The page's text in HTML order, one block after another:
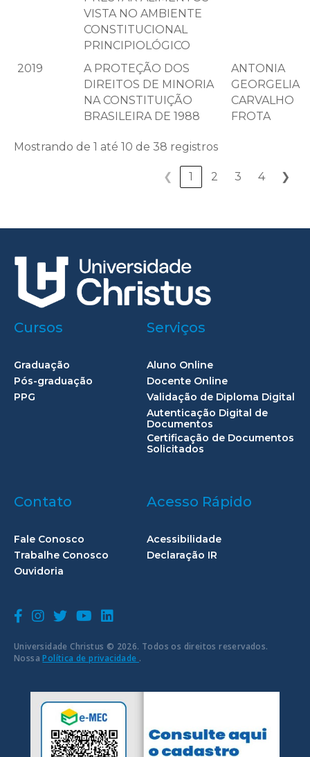
VISTA NO AMBIENTE
CONSTITUCIONAL
PRINCIPIOLÓGICO
2019
A PROTEÇÃO DOS
DIREITOS DE MINORIA
NA CONSTITUIÇÃO
BRASILEIRA DE 1988
ANTONIA
GEORGELIA
CARVALHO
FROTA
Mostrando de 1 até 10 de 38 registros
❮ 1 2 3 4 ❯
Universidade Christus © 2026. Todos os direitos reservados.
NossaPolítica de privacidade .
Cursos
Graduação
Pós-graduação
PPG
Serviços
Aluno Online
Docente Online
Validação de Diploma Digital
Autenticação Digital de
Documentos
Certificação de Documentos
Solicitados
Contato
Fale Conosco
Trabalhe Conosco
Ouvidoria
Acesso Rápido
Acessibilidade
Declaração IR